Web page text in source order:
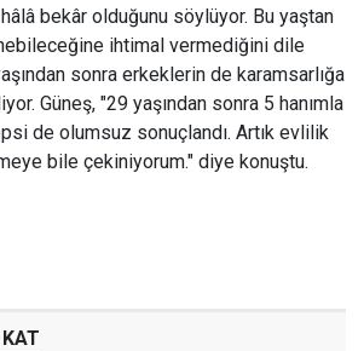
bekâr olduğunu söylüyor. Bu yaştan
ihtimal vermediğini dile
sonra erkeklerin de karamsarlığa
Güneş, "29 yaşından sonra 5 hanımla
de olumsuz sonuçlandı. Artık evlilik
bile çekiniyorum." diye konuştu.